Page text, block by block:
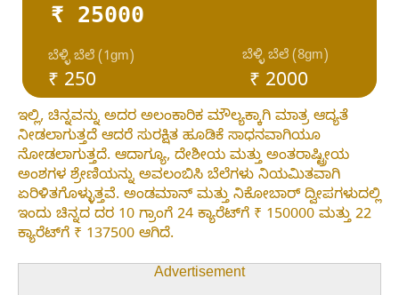
₹ 25000
₹ 250
ಬೆಳ್ಳಿ ಬೆಲೆ (1gm) ಬೆಳ್ಳಿ ಬೆಲೆ (8gm)
₹ 2000
ಇಲ್ಲಿ, ಚಿನ್ನವನ್ನು ಅದರ ಅಲಂಕಾರಿಕ ಮೌಲ್ಯಕ್ಕಾಗಿ ಮಾತ್ರ ಆದ್ಯತೆ
ನೀಡಲಾಗುತ್ತದೆ ಆದರೆ ಸುರಕ್ಷಿತ ಹೂಡಿಕೆ ಸಾಧನವಾಗಿಯೂ
ನೋಡಲಾಗುತ್ತದೆ. ಆದಾಗ್ಯೂ, ದೇಶೀಯ ಮತ್ತು ಅಂತರಾಷ್ಟ್ರೀಯ
ಅಂಶಗಳ ಶ್ರೇಣಿಯನ್ನು ಅವಲಂಬಿಸಿ ಬೆಲೆಗಳು ನಿಯಮಿತವಾಗಿ
ಏರಿಳಿತಗೊಳ್ಳುತ್ತವೆ. ಅಂಡಮಾನ್ ಮತ್ತು ನಿಕೋಬಾರ್ ದ್ವೀಪಗಳುದಲ್ಲಿ
ಇಂದು ಚಿನ್ನದ ದರ 10 ಗ್ರಾಂಗೆ 24 ಕ್ಯಾರೆಟ್‌ಗೆ ₹ 150000 ಮತ್ತು 22
ಕ್ಯಾರೆಟ್‌ಗೆ ₹ 137500 ಆಗಿದೆ.
Advertisement